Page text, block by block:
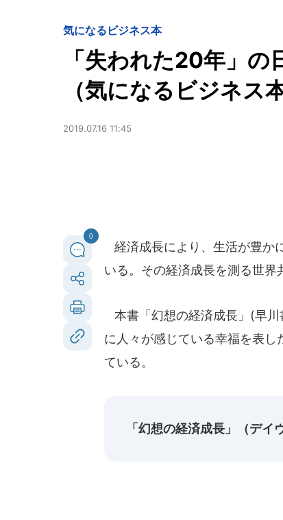
気になるビジネス本
「失われた20年」
（気になるビジネス本
2019.07.16 11:45
0
経済成長により、生活が豊か
いる。その経済成長を測る世界
本書「幻想の経済成長」(早川
に人々が感じている幸福を表し
ている。
「幻想の経済成長」（デ